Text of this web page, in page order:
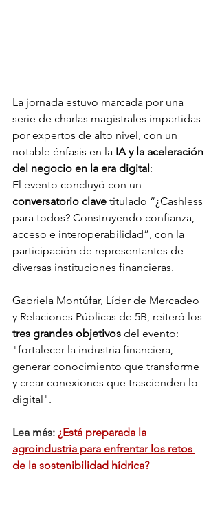
La jornada estuvo marcada por una
serie de charlas magistrales impartidas
por expertos de alto nivel, con un
notable énfasis en la IA y la aceleración
del negocio en la era digital:
El evento concluyó con un
conversatorio clave titulado “¿Cashless
para todos? Construyendo confianza,
acceso e interoperabilidad”, con la
participación de representantes de
diversas instituciones financieras.
Gabriela Montúfar, Líder de Mercadeo
y Relaciones Públicas de 5B, reiteró los
tres grandes objetivos del evento:
"fortalecer la industria financiera,
generar conocimiento que transforme
y crear conexiones que trascienden lo
digital".
Lea más: ¿Está preparada la
agroindustria para enfrentar los retos
de la sostenibilidad hídrica?